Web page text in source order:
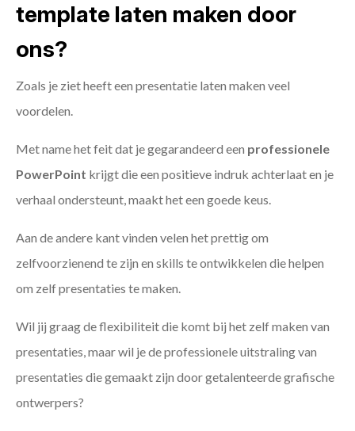
template laten maken door
ons?
Zoals je ziet heeft een presentatie laten maken veel
voordelen.
Met name het feit dat je gegarandeerd een professionele
PowerPoint krijgt die een positieve indruk achterlaat en je
verhaal ondersteunt, maakt het een goede keus.
Aan de andere kant vinden velen het prettig om
zelfvoorzienend te zijn en skills te ontwikkelen die helpen
om zelf presentaties te maken.
Wil jij graag de flexibiliteit die komt bij het zelf maken van
presentaties, maar wil je de professionele uitstraling van
presentaties die gemaakt zijn door getalenteerde grafische
ontwerpers?